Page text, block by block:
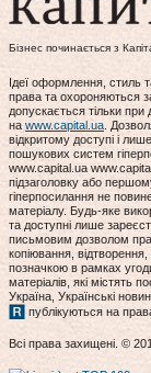
Бізнес починається з
Ідеї оформлення, стиль
права та охороняються
допускається тільки при
на www.capital.ua.
відкритому доступі і
пошукових систем
www.capital.ua
підзаголовку або
гіперпосилання не
матеріалу. Будь-яке
та доступні лише
письмовим дозволом
копіювання,
позначкою в рамках
матеріалів, які містять
Україна, Українські
публікуються на
Всі права захищені. ©